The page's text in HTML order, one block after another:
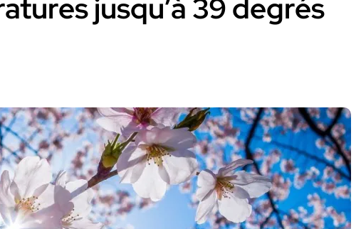
jusqu’à 39 degrés